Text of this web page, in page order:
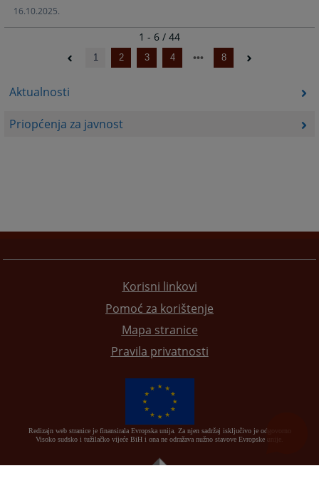
Aktualnosti
Priopćenja za javnost
16.10.2025.
1 - 6 / 44
1 2 3 4 8
Korisni linkovi
Pomoć za korištenje
Mapa stranice
Pravila privatnosti
Redizajn web stranice je finansirala Evropska unija. Za njen sadržaj isključivo je odgovorno
Visoko sudsko i tužilačko vijeće BiH i ona ne odražava nužno stavove Evropske unije.